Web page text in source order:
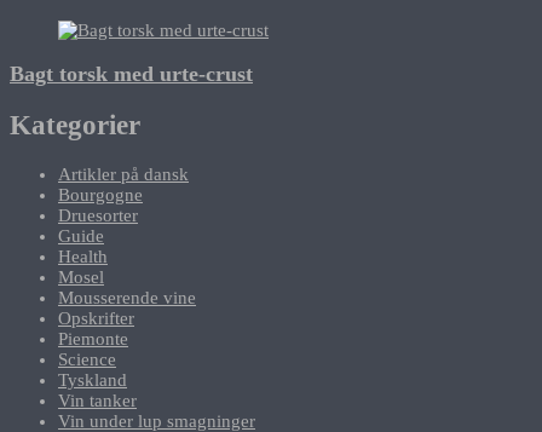
Bagt torsk med urte-crust
Kategorier
Artikler på dansk
Bourgogne
Druesorter
Guide
Health
Mosel
Mousserende vine
Opskrifter
Piemonte
Science
Tyskland
Vin tanker
Vin under lup smagninger